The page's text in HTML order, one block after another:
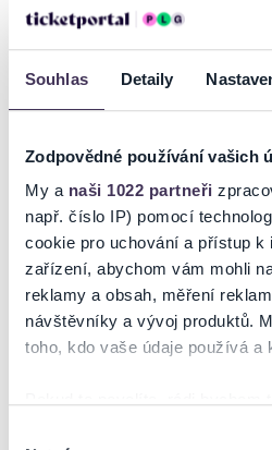
Souhlas Detaily
Zodpovědné používání vašich
My a naši 1022 partneři
např. číslo IP) pomocí
cookie pro uchování a přístup k
zařízení, abychom vám mohli
reklamy a obsah, měření
návštěvníky a vývoj produktů.
toho, kdo vaše údaje používá a
Křest Ideáře Evy Turnové spojený se
Radůzy a Evy T.
Ticketportal je
Na stránkách společnosti
originální vstupenky.
Ticketportal nemůže
zakoupených na
těmito společnostmi
způsob přeprodávání